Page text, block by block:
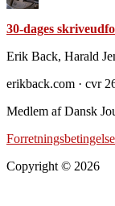
30-dages
Footer
Erik Back, Harald
erikback.com · cvr
Medlem af Dansk
Copyright © 2026